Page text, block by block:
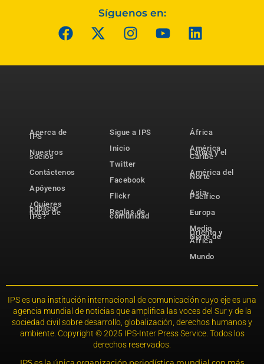
Síguenos en:
Acerca de
IPS
Nuestros
socios
Contáctenos
Apóyenos
¿Quieres
publicar
notas de
IPS?
Sigue a IPS
Inicio
Twitter
Facebook
Flickr
Reglas de
comunidad
África
América
Latina y el
Caribe
América del
Norte
Asia-
Pacífico
Europa
Medio
Oriente y
Norte de
África
Mundo
IPS es una institución internacional de comunicación cuyo eje es una
agencia mundial de noticias que amplifica las voces del Sur y de la
sociedad civil sobre desarrollo, globalización, derechos humanos y
ambiente. Copyright © 2025 IPS-Inter Press Service. Todos los
derechos reservados.